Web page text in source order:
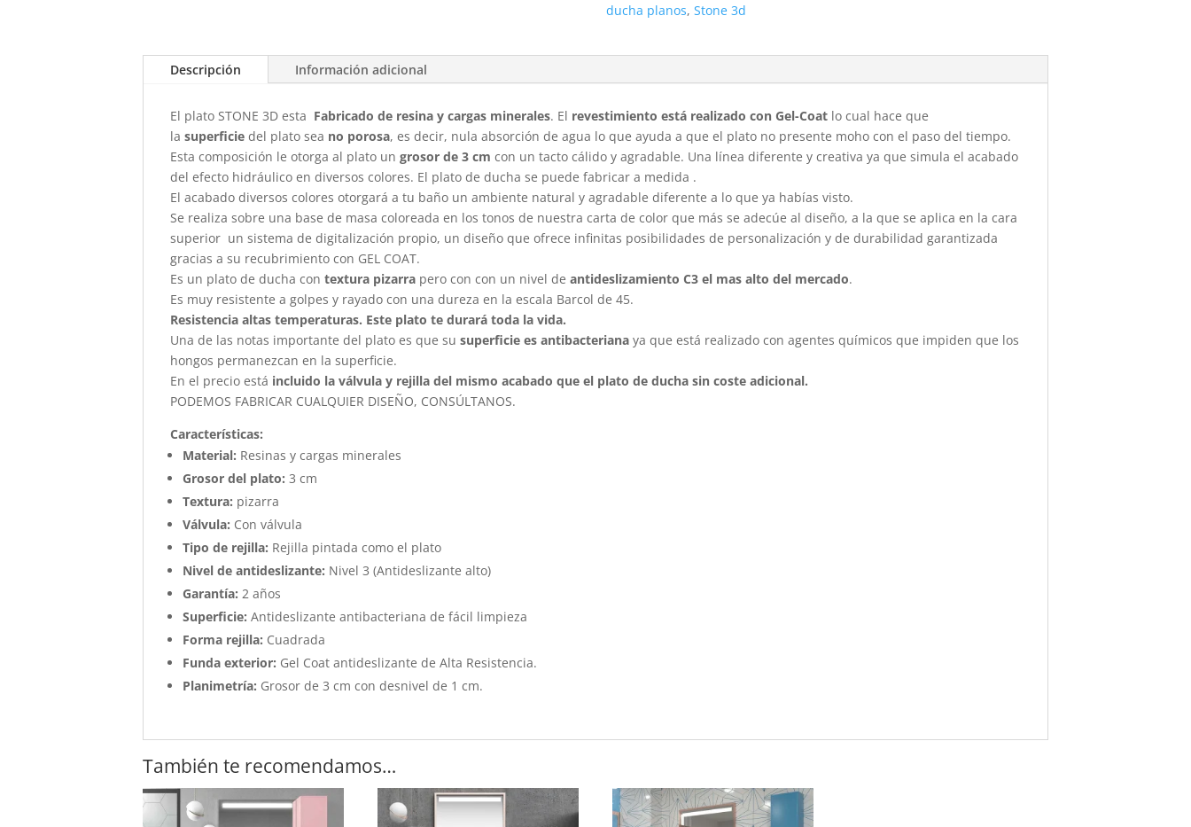
ducha planos,Stone 3d
Descripción Información adicional
El plato STONE 3D esta Fabricado de resina y cargas minerales. El revestimiento está realizado con Gel-Coat lo cual hace que
lasuperficiedel plato sea no porosa, es decir, nula absorción de agua lo que ayuda a que el plato no presente moho con el paso del tiempo.
Esta composición le otorga al plato un grosor de 3 cm con un tacto cálido y agradable. Una línea diferente y creativa ya que simula el acabado
del efecto hidráulico en diversos colores. El plato de ducha se puede fabricar a medida .
El acabado diversos colores otorgará a tu baño un ambiente natural y agradable diferente a lo que ya habías visto.
Se realiza sobre una base de masa coloreada en los tonos de nuestra carta de color que más se adecúe al diseño, a la que se aplica en la cara
superior un sistema de digitalización propio, un diseño que ofrece infinitas posibilidades de personalización y de durabilidad garantizada
gracias a su recubrimiento con GEL COAT.
Es un plato de ducha con textura pizarra pero con con un nivel deantideslizamiento C3 el mas alto del mercado.
Es muy resistente a golpes y rayado con una dureza en la escala Barcol de 45.
Resistencia altas temperaturas. Este plato te durará toda la vida.
Una de las notas importante del plato es que susuperficie es antibacterianaya que está realizado con agentes químicos que impiden que los
hongos permanezcan en la superficie.
En el precio está incluido la válvula y rejilla del mismo acabado que el plato de ducha sin coste adicional.
PODEMOS FABRICAR CUALQUIER DISEÑO, CONSÚLTANOS.
Características:
Material: Resinas y cargas minerales
Grosor del plato: 3 cm
Textura: pizarra
Válvula: Con válvula
Tipo de rejilla: Rejilla pintada como el plato
Nivel de antideslizante: Nivel 3 (Antideslizante alto)
Garantía: 2 años
Superficie: Antideslizante antibacteriana de fácil limpieza
Forma rejilla: Cuadrada
Funda exterior: Gel Coat antideslizante de Alta Resistencia.
Planimetría: Grosor de 3 cm con desnivel de 1 cm.
También te recomendamos…